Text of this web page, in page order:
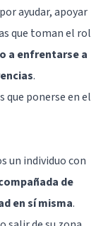
ayudar, apoyar
que toman el rol
a enfrentarse a
.
que ponerse en el
un individuo con
de
en sí misma.